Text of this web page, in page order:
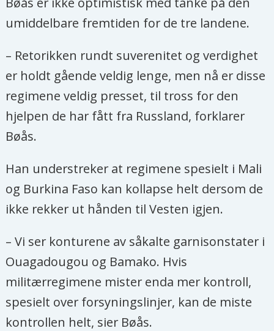
umiddelbare fremtiden for de tre landene.
– Retorikken rundt suverenitet og verdighet
er holdt gående veldig lenge, men nå er disse
regimene veldig presset, til tross for den
hjelpen de har fått fra Russland, forklarer
Bøås.
Han understreker at regimene spesielt i Mali
og Burkina Faso kan kollapse helt dersom de
ikke rekker ut hånden til Vesten igjen.
– Vi ser konturene av såkalte garnisonstater i
Ouagadougou og Bamako. Hvis
militærregimene mister enda mer kontroll,
spesielt over forsyningslinjer, kan de miste
kontrollen helt, sier Bøås.